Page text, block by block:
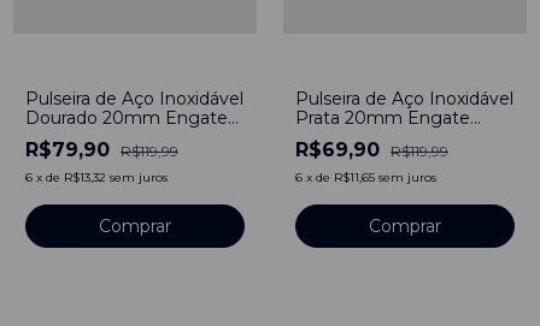
Pulseira de Aço Inoxidável
Dourado 20mm Engate
Rápido
R$79,90 R$119,99
6 x de R$13,32 sem juros
Comprar
Pulseira de Aço Inoxidável
Prata 20mm Engate
Rápido
R$69,90 R$119,99
6 x de R$11,65 sem juros
Comprar